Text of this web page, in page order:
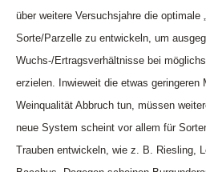
über weitere Versuchsjahre die optimale
Sorte/Parzelle zu entwickeln, um
Wuchs-/Ertragsverhältnisse bei
erzielen. Inwieweit die etwas
Weinqualität Abbruch tun, müssen
neue System scheint vor allem für
Trauben entwickeln, wie z. B. Riesling,